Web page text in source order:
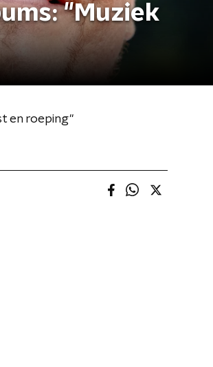
"Muziek
en roeping"